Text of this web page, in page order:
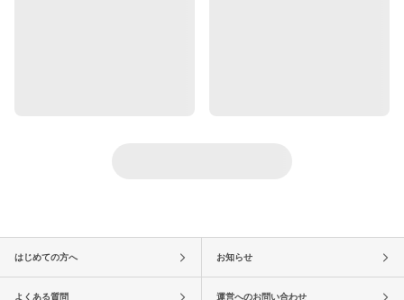
はじめての方へ お知らせ
よくある質問 運営へのお問い合わせ